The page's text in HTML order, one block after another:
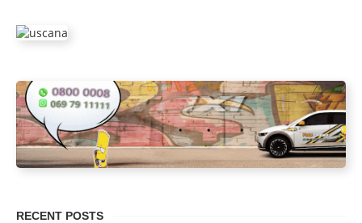
RECENT POSTS